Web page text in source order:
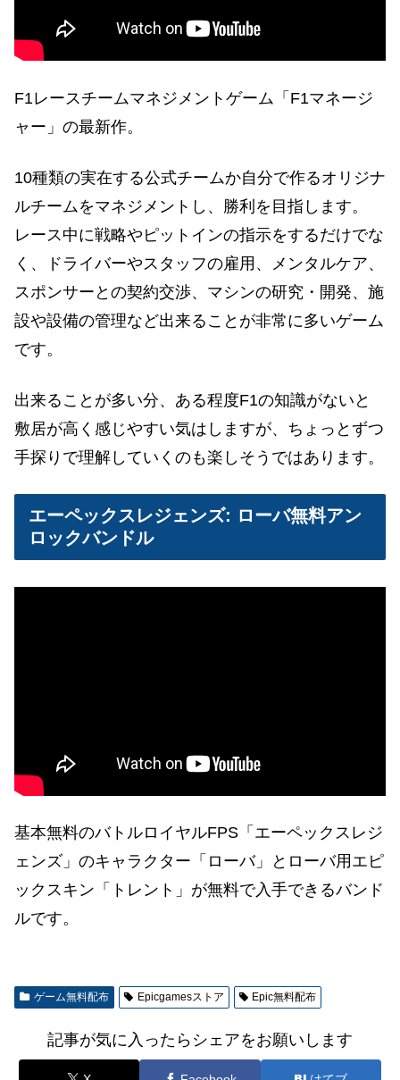
F1レースチームマネジメントゲーム「F1マネージ
ャー」の最新作。
10種類の実在する公式チームか自分で作るオリジナ
ルチームをマネジメントし、勝利を目指します。
レース中に戦略やピットインの指示をするだけでな
く、ドライバーやスタッフの雇用、メンタルケア、
スポンサーとの契約交渉、マシンの研究・開発、施
設や設備の管理など出来ることが非常に多いゲーム
です。
出来ることが多い分、ある程度F1の知識がないと
敷居が高く感じやすい気はしますが、ちょっとずつ
手探りで理解していくのも楽しそうではあります。
エーペックスレジェンズ: ローバ無料アン
ロックバンドル
基本無料のバトルロイヤルFPS「エーペックスレジ
ェンズ」のキャラクター「ローバ」とローバ用エピ
ックスキン「トレント」が無料で入手できるバンド
ルです。
ゲーム無料配布 Epicgamesストア Epic無料配布
記事が気に入ったらシェアをお願いします